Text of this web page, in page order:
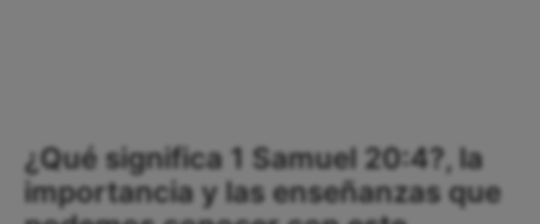
¿Qué significa 1 Samuel 20:4?, la
importancia y las enseñanzas que